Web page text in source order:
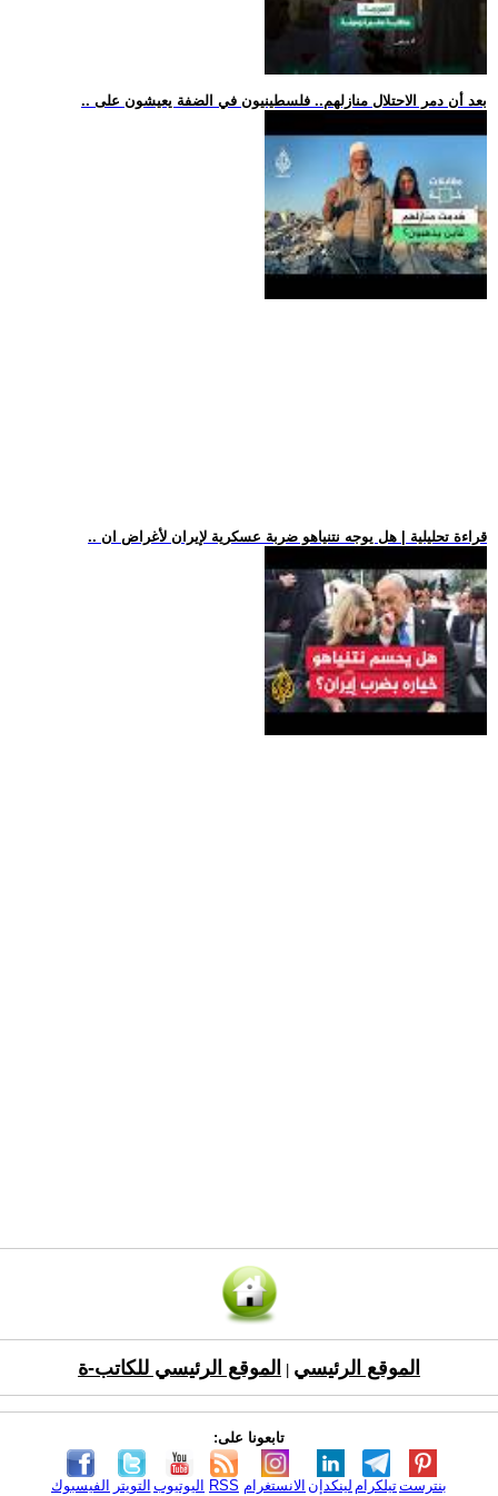
.. بعد أن دمر الاحتلال منازلهم.. فلسطينيون في الضفة يعيشون على
.. قراءة تحليلية | هل يوجه نتنياهو ضربة عسكرية لإيران لأغراض ان
الموقع الرئيسي الموقع الرئيسي للكاتب-ة
تابعونا على:
الفيسبوك التويتر اليوتيوب RSS الانستغرام لينكدإن تيلكرامبنترست